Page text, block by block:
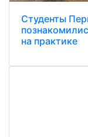
Студенты
на практике